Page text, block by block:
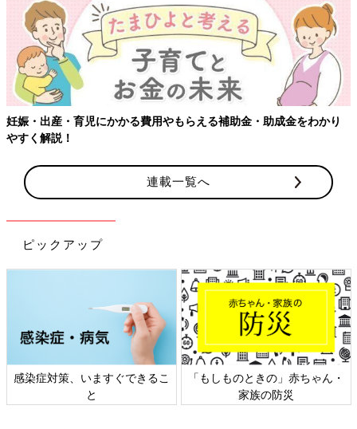
妊娠・出産・育児にかかる費用やもらえる補助金・助成金をわかり
やすく解説！
連載一覧へ
ピックアップ
感染症対策、いますぐできるこ
と
「もしものときの」赤ちゃん・
家族の防災